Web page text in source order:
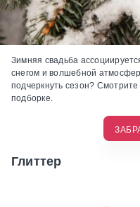
Зимняя свадьба
снегом и волшебной
подчеркнуть сезон?
подборке.
Глиттер